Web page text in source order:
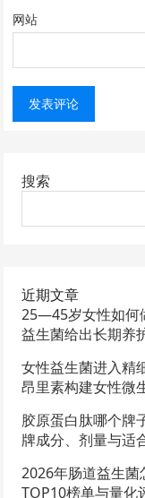
网站
搜索
近期文章
25—45岁女性如何
益生菌给出长期养
女性益生菌进入精
昂里素构建女性微
胶原蛋白肽哪个牌
牌成分、剂量与适
2026年肠道益生
TOP10榜单与量化